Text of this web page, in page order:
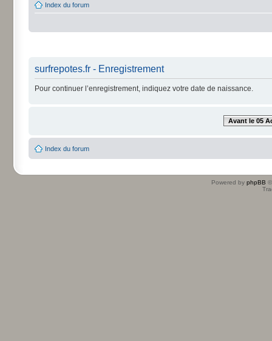
Index du forum
surfrepotes.fr - Enregistrement
Pour continuer l’enregistrement, indiquez votre date de naissance.
Avant le 05
Index du forum
Powered by phpBB